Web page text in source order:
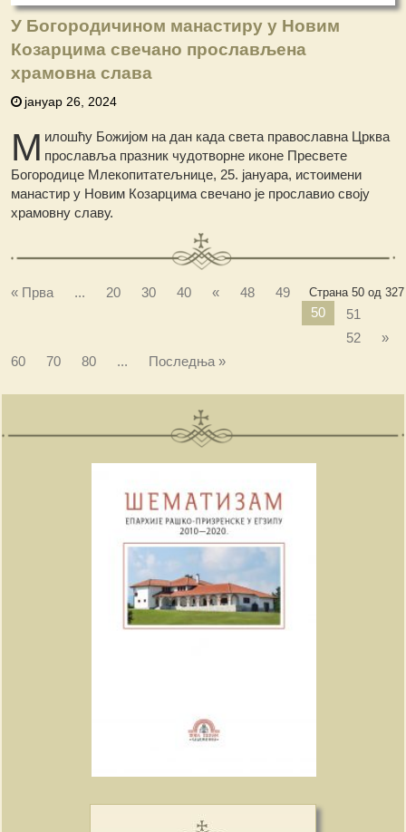
У Богородичином манастиру у Новим
Козарцима свечано прослављена
храмовна слава
јануар 26, 2024
М илошћу Божијом на дан када света православна Црква
прославља празник чудотворне иконе Пресвете
Богородице Млекопитатељнице, 25. јануара, истоимени
манастир у Новим Козарцима свечано је прославио своју
храмовну славу.
Страна 50 од 327
« Прва ... 20 30 40 « 48
49
50
51
52
»
60
70 80 ... Последња »